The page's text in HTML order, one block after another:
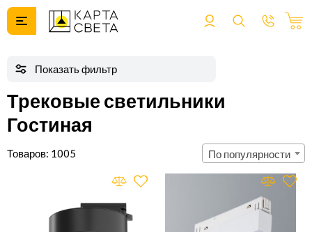
Трековые светильники
Гостиная
1005 По популярности